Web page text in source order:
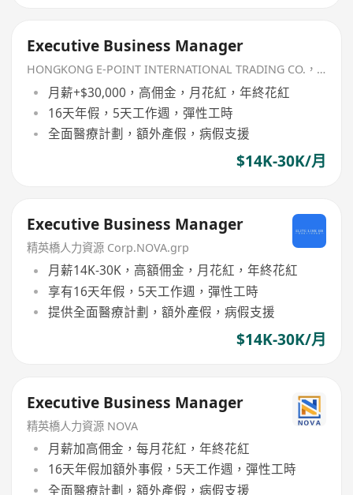
Executive Business Manager
HONGKONG E-POINT INTERNATIONAL TRADING CO.，LIMITED
月薪+$30,000，高佣金，月花紅，年終花紅
16天年假，5天工作週，彈性工時
全面醫療計劃，額外產假，病假支援
$14K-30K/月
Executive Business Manager
精英橋人力資源 Corp.NOVA.grp
月薪14K-30K，高額佣金，月花紅，年終花紅
享有16天年假，5天工作週，彈性工時
提供全面醫療計劃，額外產假，病假支援
$14K-30K/月
Executive Business Manager
精英橋人力資源 NOVA
月薪加高佣金，每月花紅，年終花紅
16天年假加額外事假，5天工作週，彈性工時
全面醫療計劃，額外產假，病假支援